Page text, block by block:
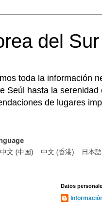
del Sur
toda la información
Seúl hasta la
de lugares
中文 (中国) 中文 (香港) 日本語
Datos